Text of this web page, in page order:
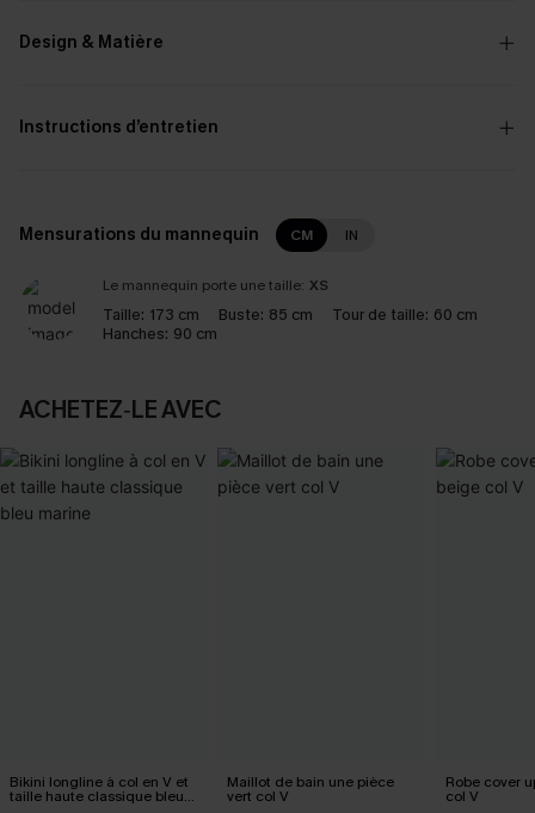
Design & Matière
Instructions d’entretien
Mensurations du mannequin CM IN
Le mannequin porte une taille: XS
Taille: 173 cm Buste: 85 cm Tour de taille: 60 cm
Hanches: 90 cm
ACHETEZ‑LE AVEC
Bikini longline à col en V et
taille haute classique bleu
Maillot de bain une pièce
vert col V
Robe cover
col V